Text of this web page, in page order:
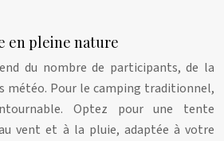
en pleine nature
du nombre de participants, de la
météo. Pour le camping traditionnel,
Optez pour une tente
vent et à la pluie, adaptée à votre